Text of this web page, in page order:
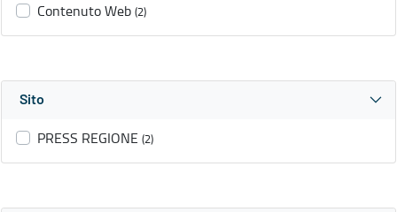
Contenuto Web (2)
Sito
PRESS REGIONE (2)